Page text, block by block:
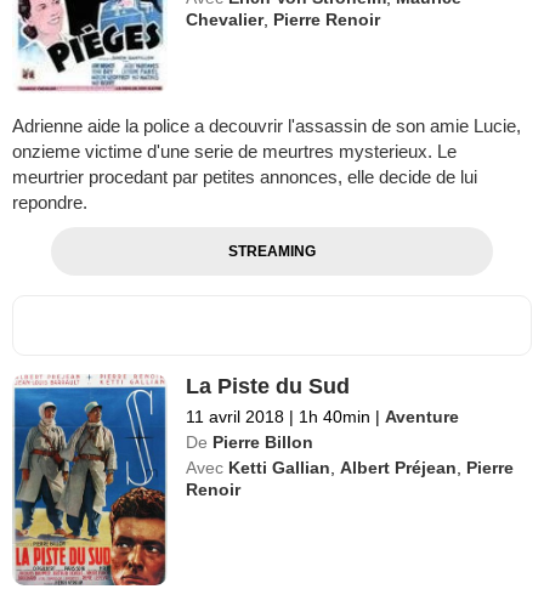
Chevalier, Pierre Renoir
Adrienne aide la police a decouvrir l'assassin de son amie Lucie,
onzieme victime d'une serie de meurtres mysterieux. Le
meurtrier procedant par petites annonces, elle decide de lui
repondre.
STREAMING
La Piste du Sud
11 avril 2018 | 1h 40min | Aventure
De Pierre Billon
Avec Ketti Gallian,Albert Préjean, Pierre
Renoir